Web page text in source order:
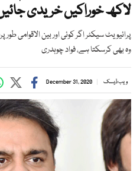
لاکھ خوراکیں خریدی
پرائیویٹ سیکٹر اگر کوئی اور بین الاقوامی
وہ بھی کرسکتا ہے، فواد چوہدری
ویب ڈیسک December 31, 2020